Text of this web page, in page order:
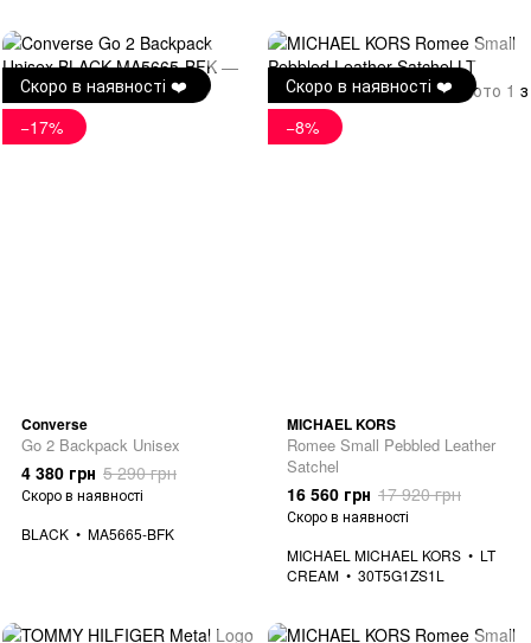
Скоро в наявності ❤️
−17%
Converse
Go 2 Backpack Unisex
4 380 грн 5 290 грн
Скоро в наявності
BLACK
MA5665-BFK
Скоро в наявності ❤️
−8%
MICHAEL KORS
Romee Small Pebbled Leather
Satchel
16 560 грн 17 920 грн
Скоро в наявності
MICHAEL MICHAEL KORS
LT
CREAM
30T5G1ZS1L